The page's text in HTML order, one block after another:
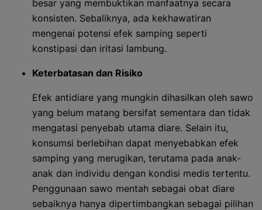
besar yang membuktikan manfaatnya secara
konsisten. Sebaliknya, ada kekhawatiran
mengenai potensi efek samping seperti
konstipasi dan iritasi lambung.
Keterbatasan dan Risiko
Efek antidiare yang mungkin dihasilkan oleh sawo
yang belum matang bersifat sementara dan tidak
mengatasi penyebab utama diare. Selain itu,
konsumsi berlebihan dapat menyebabkan efek
samping yang merugikan, terutama pada anak-
anak dan individu dengan kondisi medis tertentu.
Penggunaan sawo mentah sebagai obat diare
sebaiknya hanya dipertimbangkan sebagai pilihan